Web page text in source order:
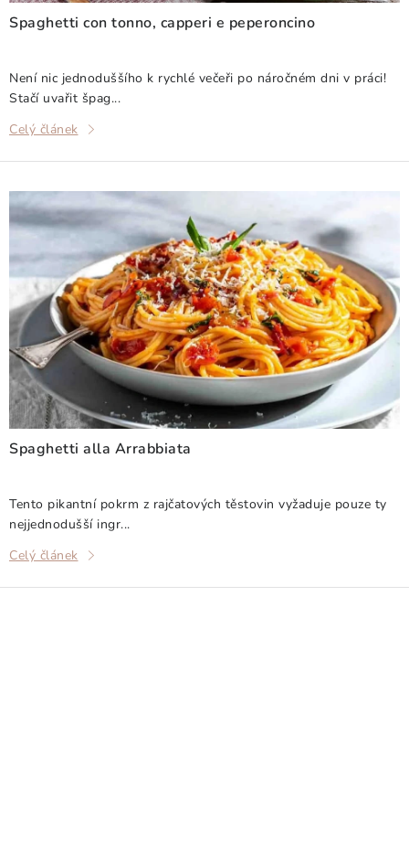
Doprava a platba
Obchodní podmínky
Podmínky ochrany osobních údajů
Hodnocení obchodu
ů
Spaghetti con tonno, capperi e peperoncino
Není nic jednoduššího k rychlé večeři po náročném dni v práci!
Stačí uvařit špag...
Celý článek
Spaghetti alla Arrabbiata
Tento pikantní pokrm z rajčatových těstovin vyžaduje pouze ty
nejjednodušší ingr...
Celý článek